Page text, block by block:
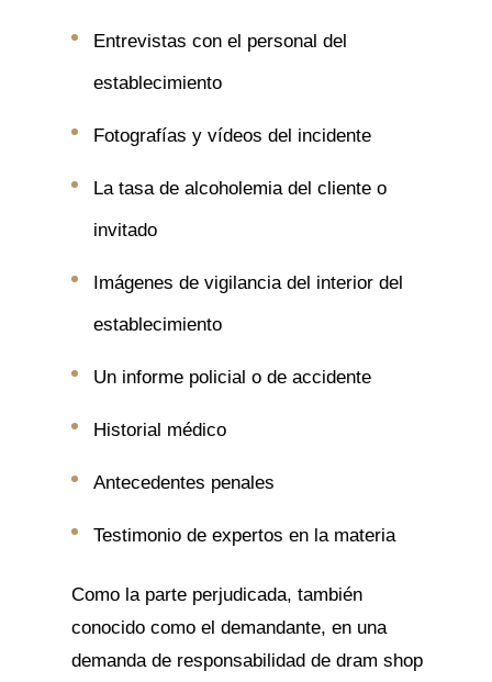
Entrevistas con el personal del
establecimiento
Fotografías y vídeos del incidente
La tasa de alcoholemia del cliente o
invitado
Imágenes de vigilancia del interior del
establecimiento
Un informe policial o de accidente
Historial médico
Antecedentes penales
Testimonio de expertos en la materia
Como la parte perjudicada, también
conocido como el demandante, en una
demanda de responsabilidad de dram shop